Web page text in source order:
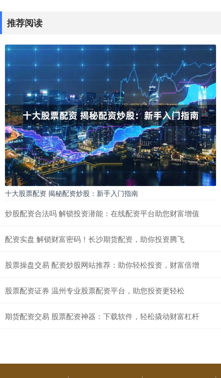
推荐阅读
十大股票配资 揭秘配资炒股：新手入门指南
炒股配资合法吗 解锁投资潜能：在线配资平台助您财富增值
配资实盘 解锁财富密码！长沙期货配资，助你投资腾飞
股票操盘交易 配资炒股网站推荐：助你轻松投资，财富倍增
股票配资证券 温州专业股票配资平台，助您投资更轻松
期货配资交易 股票配资神器：下载软件，轻松撬动财富杠杆